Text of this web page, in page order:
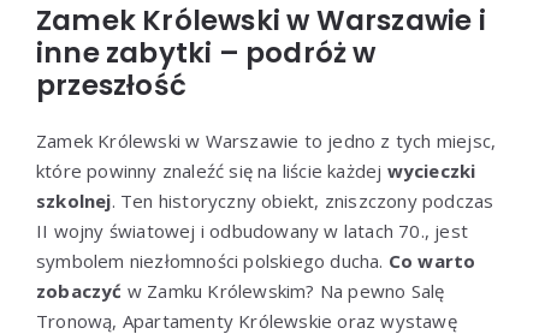
Zamek Królewski w Warszawie i
inne zabytki – podróż w
przeszłość
Zamek Królewski w Warszawie to jedno z tych miejsc,
które powinny znaleźć się na liście każdej wycieczki
szkolnej. Ten historyczny obiekt, zniszczony podczas
II wojny światowej i odbudowany w latach 70., jest
symbolem niezłomności polskiego ducha. Co warto
zobaczyć w Zamku Królewskim? Na pewno Salę
Tronową, Apartamenty Królewskie oraz wystawę